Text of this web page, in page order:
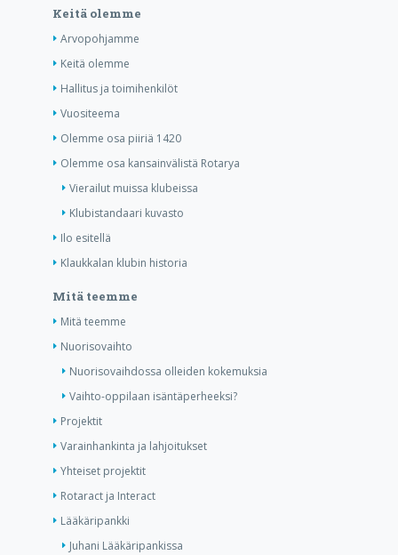
Keitä olemme
Arvopohjamme
Keitä olemme
Hallitus ja toimihenkilöt
Vuositeema
Olemme osa piiriä 1420
Olemme osa kansainvälistä Rotarya
Vierailut muissa klubeissa
Klubistandaari kuvasto
Ilo esitellä
Klaukkalan klubin historia
Mitä teemme
Mitä teemme
Nuorisovaihto
Nuorisovaihdossa olleiden kokemuksia
Vaihto-oppilaan isäntäperheeksi?
Projektit
Varainhankinta ja lahjoitukset
Yhteiset projektit
Rotaract ja Interact
Lääkäripankki
Juhani Lääkäripankissa